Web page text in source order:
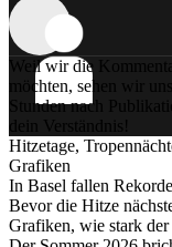
Weil wir die
möchten, sehen wir
Stunden nach
dein Verständnis!
Hitzetage,
Grafiken
In Basel fallen
Bevor die Hitze
Grafiken, wie stark der